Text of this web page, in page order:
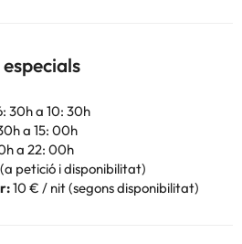
30h a 10: 30h
a 15: 00h
a 22: 00h
petició i disponibilitat)
10 € / nit (segons disponibilitat)